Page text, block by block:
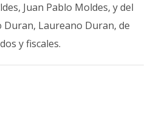
Juan Pablo Moldes, y del
Duran, Laureano Duran, de
y fiscales.